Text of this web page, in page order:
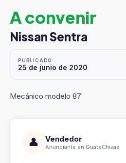
A convenir
Nissan Sentra
PUBLICADO
25 de junio de 2020
Mecánico modelo 87
👤 Vendedor
Anunciante en GuateChivas